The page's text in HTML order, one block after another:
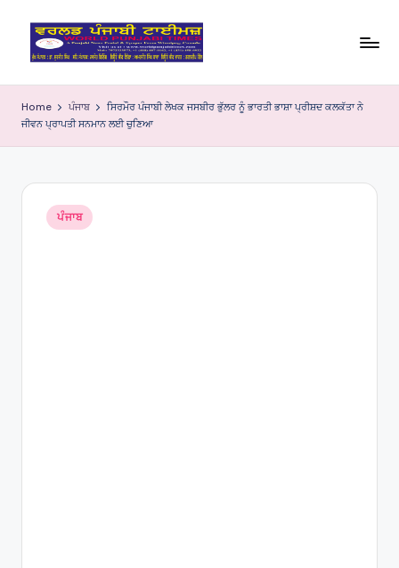
o
rl
Home ਪੰਜਾਬ
ਸਿਰਮੌਰ ਪੰਜਾਬੀ ਲੇਖਕ ਜਸਬੀਰ ਭੁੱਲਰ ਨੂੰ ਭਾਰਤੀ ਭਾਸ਼ਾ ਪ੍ਰੀਸ਼ਦ ਕਲਕੱਤਾ ਨੇ
ਜੀਵਨ ਪ੍ਰਾਪਤੀ ਸਨਮਾਨ ਲਈ ਚੁਣਿਆ
Posted
in
ਪੰਜਾਬ